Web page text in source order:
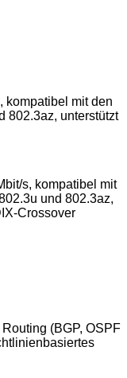
kompatibel mit den
802.3az, unterstützt
s, kompatibel mit
und 802.3az,
Crossover
(BGP, OSPF